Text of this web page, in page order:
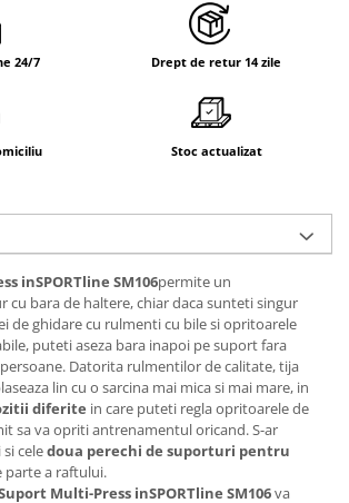
24/7 Drept de retur 14 zile
Stoc actualizat
inSPORTline SM106permite un
cu bara de haltere, chiar daca sunteti singur
de ghidare cu rulmenti cu bile si opritoarele
puteti aseza bara inapoi pe suport fara
Datorita rulmentilor de calitate, tija
lin cu o sarcina mai mica si mai mare, in
diferite in care puteti regla opritoarele de
sa va opriti antrenamentul oricand. S-ar
celedoua perechi de suporturi pentru
parte a raftului.
Multi-Press inSPORTline SM106va